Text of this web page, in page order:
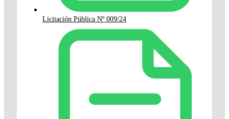
Licitación Pública Nº 009/24